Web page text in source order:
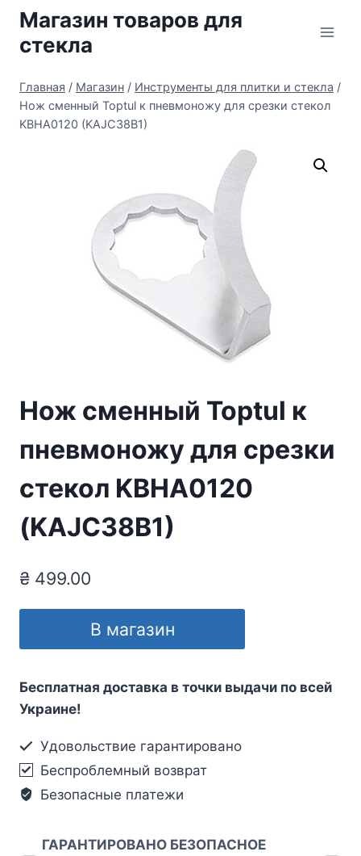
Перейти
содержимому
Магазин товаров для
стекла
Главная / Магазин / Инструменты для плитки и стекла /
Нож сменный Toptul к пневмоножу для срезки стекол
KBHA0120 (KAJC38B1)
Нож сменный Toptul к
пневмоножу для срезки
стекол KBHA0120
(KAJC38B1)
₴ 499.00
В магазин
Бесплатная доставка в точки выдачи по всей
Украине!
Удовольствие гарантировано
Беспроблемный возврат
Безопасные платежи
ГАРАНТИРОВАНО БЕЗОПАСНОЕ